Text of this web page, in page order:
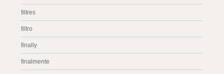
filtres
filtro
finally
finalmente